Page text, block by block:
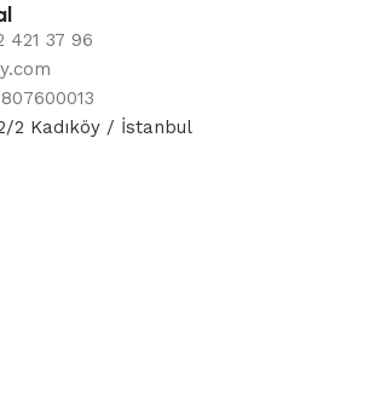
421 37 96
2 Kadıköy / İstanbul